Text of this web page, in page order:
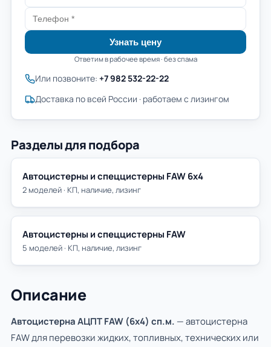
Узнать цену
Ответим в рабочее время · без спама
Или позвоните: +7 982 532-22-22
Доставка по всей России · работаем с лизингом
Разделы для подбора
Автоцистерны и спеццистерны FAW 6х4
2 моделей · КП, наличие, лизинг
Автоцистерны и спеццистерны FAW
5 моделей · КП, наличие, лизинг
Описание
Автоцистерна АЦПТ FAW (6х4) сп.м. — автоцистерна
FAW для перевозки жидких, топливных, технических или